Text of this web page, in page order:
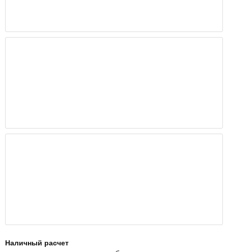
Наличный расчет